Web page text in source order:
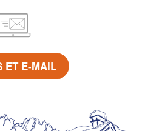
ET E-MAIL